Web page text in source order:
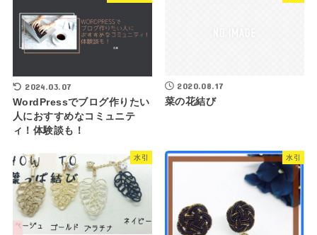
2024.03.07
WordPressでブログ作りたい
人におすすめなコミュニテ
ィ！体験談も！
2020.08.17
菜の花結び
水引 水引